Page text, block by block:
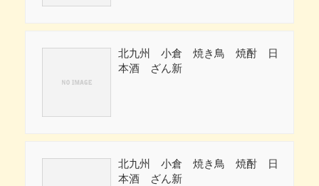
北九州 小倉 焼き鳥 焼酎 日
本酒 ざん新
北九州 小倉 焼き鳥 焼酎 日
本酒 ざん新